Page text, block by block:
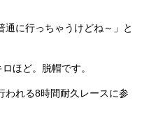
通に行っちゃうけどね～」と
ほど。脱帽です。
われる8時間耐久レースに参